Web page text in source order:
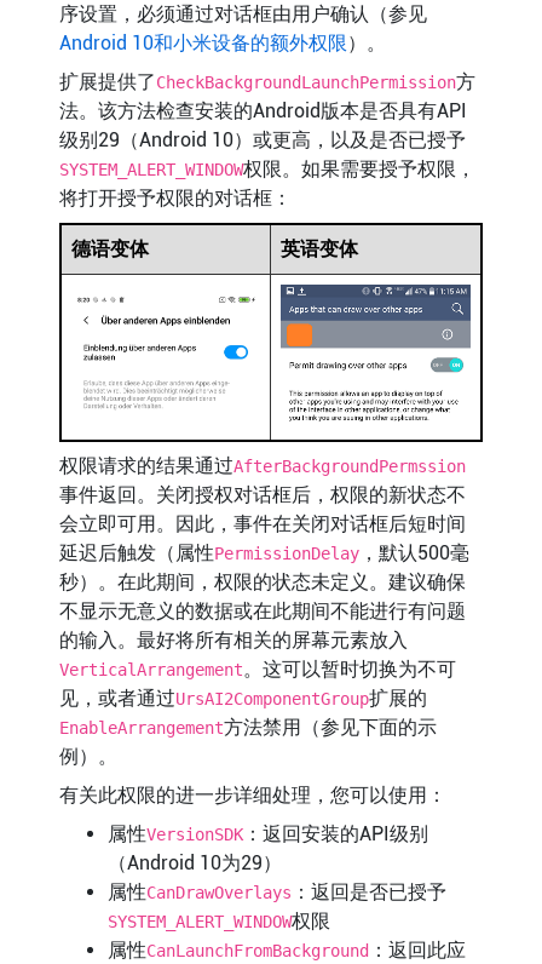
序设置，必须通过对话框由用户确认（参见
Android 10和小米设备的额外权限）。
扩展提供了CheckBackgroundLaunchPermission方
法。该方法检查安装的Android版本是否具有API
级别29（Android 10）或更高，以及是否已授予
SYSTEM_ALERT_WINDOW权限。如果需要授予权限，
将打开授予权限的对话框：
德语变体 英语变体
权限请求的结果通过AfterBackgroundPermssion
事件返回。关闭授权对话框后，权限的新状态不
会立即可用。因此，事件在关闭对话框后短时间
延迟后触发（属性PermissionDelay，默认500毫
秒）。在此期间，权限的状态未定义。建议确保
不显示无意义的数据或在此期间不能进行有问题
的输入。最好将所有相关的屏幕元素放入
VerticalArrangement。这可以暂时切换为不可
见，或者通过UrsAI2ComponentGroup扩展的
EnableArrangement方法禁用（参见下面的示
例）。
有关此权限的进一步详细处理，您可以使用：
属性VersionSDK：返回安装的API级别
（Android 10为29）
属性CanDrawOverlays ：返回是否已授予
SYSTEM_ALERT_WINDOW权限
属性CanLaunchFromBackground：返回此应